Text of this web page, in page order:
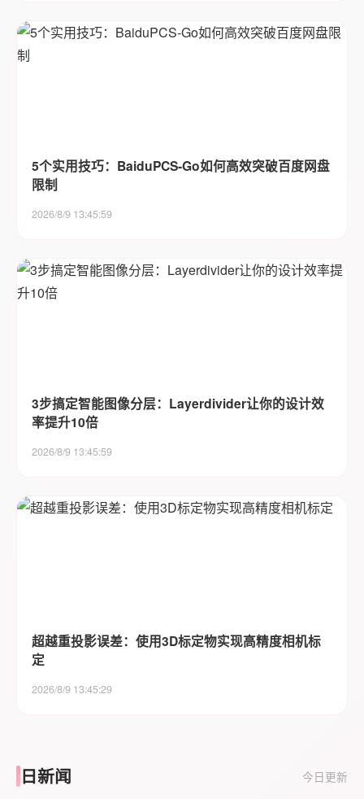
5个实用技巧：BaiduPCS-Go如何高效突破百度网盘
限制
2026/8/9 13:45:59
3步搞定智能图像分层：Layerdivider让你的设计效
率提升10倍
2026/8/9 13:45:59
超越重投影误差：使用3D标定物实现高精度相机标
定
2026/8/9 13:45:29
日新闻 今日更新